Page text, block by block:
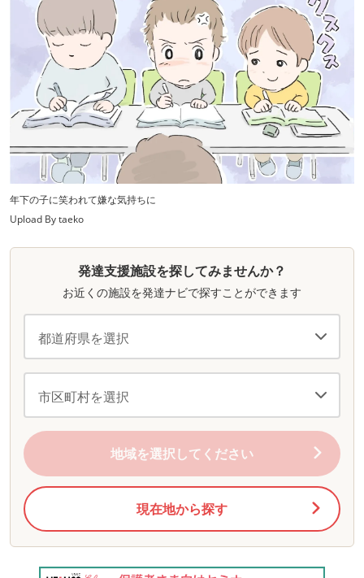
年下の子に笑われて嫌な気持ちに
Upload By taeko
発達支援施設を探してみませんか？
お近くの施設を発達ナビで探すことができます
地域を選択してください
現在地から探す